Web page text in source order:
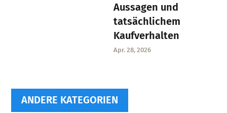
Aussagen und
tatsächlichem
Kaufverhalten
Apr. 28, 2026
ANDERE KATEGORIEN